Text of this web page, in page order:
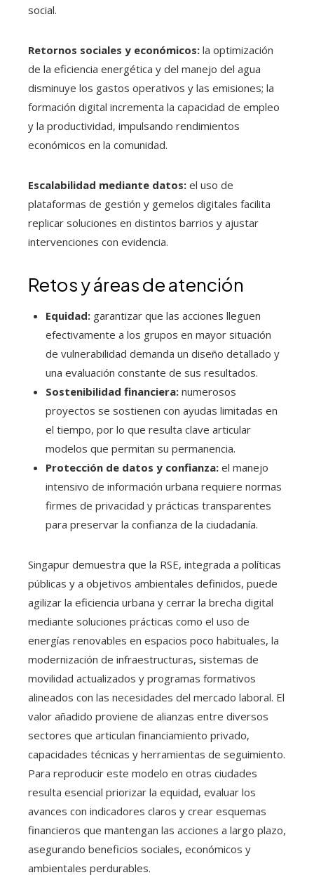
social.
Retornos sociales y económicos: la optimización
de la eficiencia energética y del manejo del agua
disminuye los gastos operativos y las emisiones; la
formación digital incrementa la capacidad de empleo
y la productividad, impulsando rendimientos
económicos en la comunidad.
Escalabilidad mediante datos: el uso de
plataformas de gestión y gemelos digitales facilita
replicar soluciones en distintos barrios y ajustar
intervenciones con evidencia.
Retos y áreas de atención
Equidad: garantizar que las acciones lleguen
efectivamente a los grupos en mayor situación
de vulnerabilidad demanda un diseño detallado y
una evaluación constante de sus resultados.
Sostenibilidad financiera: numerosos
proyectos se sostienen con ayudas limitadas en
el tiempo, por lo que resulta clave articular
modelos que permitan su permanencia.
Protección de datos y confianza: el manejo
intensivo de información urbana requiere normas
firmes de privacidad y prácticas transparentes
para preservar la confianza de la ciudadanía.
Singapur demuestra que la RSE, integrada a políticas
públicas y a objetivos ambientales definidos, puede
agilizar la eficiencia urbana y cerrar la brecha digital
mediante soluciones prácticas como el uso de
energías renovables en espacios poco habituales, la
modernización de infraestructuras, sistemas de
movilidad actualizados y programas formativos
alineados con las necesidades del mercado laboral. El
valor añadido proviene de alianzas entre diversos
sectores que articulan financiamiento privado,
capacidades técnicas y herramientas de seguimiento.
Para reproducir este modelo en otras ciudades
resulta esencial priorizar la equidad, evaluar los
avances con indicadores claros y crear esquemas
financieros que mantengan las acciones a largo plazo,
asegurando beneficios sociales, económicos y
ambientales perdurables.